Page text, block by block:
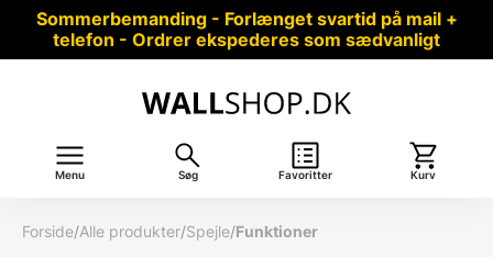
Sommerbemanding - Forlænget svartid på mail +
telefon - Ordrer ekspederes som sædvanligt
Menu Søg Favoritter Kurv
Forside/Alle produkter/Spejle/Funktioner